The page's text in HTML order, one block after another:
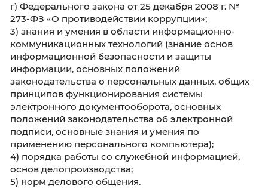
III. К базовым знаниям:
1) государственного языка Российской
(русского языка);
2) основ:
а) Конституции Российской Федерации,
б) Федерального закона от 27 мая 2003 г. №
«О системе государственной службы
Федерации»;
в) Федерального закона от 27 июля 2004 г.
«О государственной гражданской службе
Российской Федерации»;
г) Федерального закона от 25 декабря 2008